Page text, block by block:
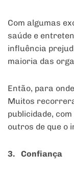
Com algumas
saúde e
influência
maioria das
Então, para
Muitos
publicidade,
outros de que o
3. Confiança